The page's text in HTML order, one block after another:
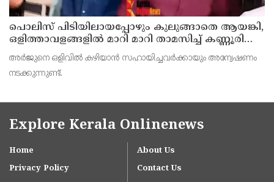
പൊലിസ് പിടിയിലായപ്പോഴും കുലുങ്ങാതെ ആയങ്കി,
ഒളിത്താവളങ്ങളില്‍ മാറി മാറി താമസിച്ച് കണ്ണൂരിലെ
ക്വട്ടേഷന്‍ നേതാവ്
അര്‍ജുനെ ഒളിവില്‍ കഴിയാന്‍ സഹായിച്ചവര്‍ക്കായും അന്വേഷണം
നടക്കുന്നുണ്ട്.
Explore Kerala Onlinenews
Home
About Us
Privacy Policy
Contact Us